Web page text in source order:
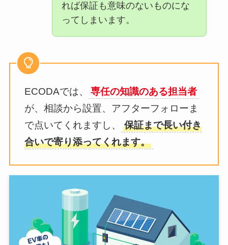
れば保証も意味のないものにな
ってしまいます。
ECODAでは、
専任の知識のある担当者
が、相談から設置、アフターフォローま
で点いてくれますし、
保証まで長い付き
合いで寄り添ってくれます。